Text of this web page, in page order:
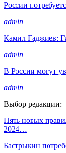
России
admin
Камил Гаджиев:
admin
В России могут
admin
Выбор редакции:
Пять новых
2024…
Бастрыкин